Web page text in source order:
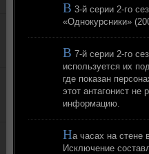
В 3-й серии 2-го
«Однокурсники»
В 7-й серии 2-го
используется их
где показан
этот антагонист
информацию.
На часах на стене
Исключение